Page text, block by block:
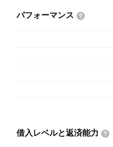
パフォーマンス
借入レベルと返済能力